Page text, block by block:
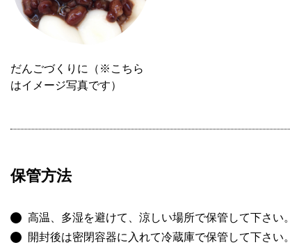
だんごづくりに（※こちら
はイメージ写真です）
保管方法
高温、多湿を避けて、涼しい場所で保管して下さい。
開封後は密閉容器に入れて冷蔵庫で保管して下さい。